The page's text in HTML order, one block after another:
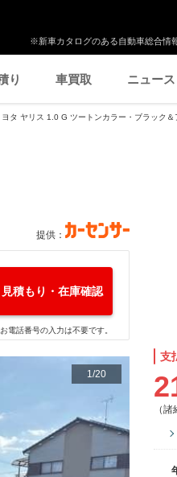
※新車カタログのある自動車総合情
り 車買取 ニュース
ヨタ ヤリス 1.0 G ツートンカラー・ブラック＆
提供：
見積もり・在庫確認
電話番号の入力は不要です。
1/20
支
（